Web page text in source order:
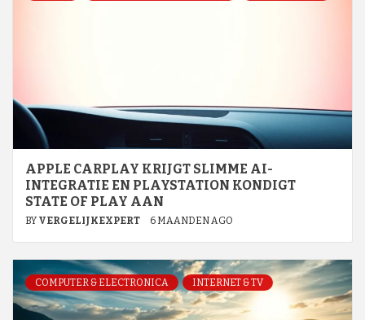
APPLE CARPLAY KRIJGT SLIMME AI-
INTEGRATIE EN PLAYSTATION KONDIGT
STATE OF PLAY AAN
BY VERGELIJKEXPERT 6 MAANDEN AGO
COMPUTER & ELECTRONICA INTERNET & TV